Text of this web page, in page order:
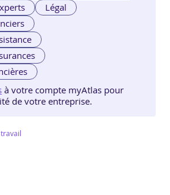
Légal
à votre compte myAtlas pour
de votre entreprise.